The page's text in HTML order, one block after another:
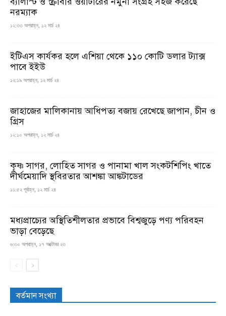
নরম্যাক
১২:৩৩ অপরাহ্ন, ১২ মার্চ ২৪
ইটিএস কার্যকর হলে এশিয়া থেকে ১১০ কোটি ডলার ট্যাক্স
পাবে ইইউ
১২:১৯ অপরাহ্ন, ১২ মার্চ ২৪
জাহাজের মালিকানায় আধিপত্য বজায় রেখেছে জাপান, চীন ও
গ্রিস
১২:১০ অপরাহ্ন, ১২ মার্চ ২৪
কৃষ্ণ সাগর, লোহিত সাগর ও পানামা খাল সংকটশিপিং খাতে
দীর্ঘমেয়াদি স্থবিরতার আশঙ্কা আঙ্কটাডের
১১:৫২ পূর্বাহ্ন, ১২ মার্চ ২৪
মধ্যপ্রাচ্যের অস্থিতিশীলতার প্রভাবে বিশ্বজুড়ে পণ্য পরিবহন
ভাড়া বেড়েছে
৬:৩০ অপরাহ্ন, ১৭ অক্টোবর ২৩
বর্তমান সংখ্যা